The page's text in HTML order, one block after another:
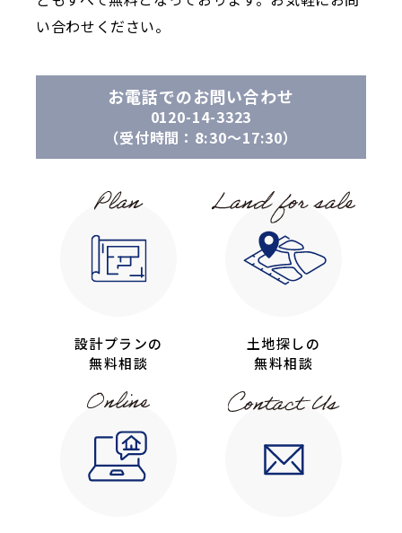
い合わせください。
お電話でのお問い合わせ
0120-14-3323
（受付時間：8:30〜17:30）
設計プランの
無料相談
土地探しの
無料相談